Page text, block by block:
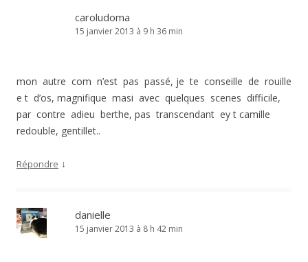
caroludoma
15 janvier 2013 à 9 h 36 min
mon autre com n’est pas passé, je te conseille de rouille
e t d’os, magnifique masi avec quelques scenes difficile,
par contre adieu berthe, pas transcendant ey t camille
redouble, gentillet..
Répondre ↓
danielle
15 janvier 2013 à 8 h 42 min